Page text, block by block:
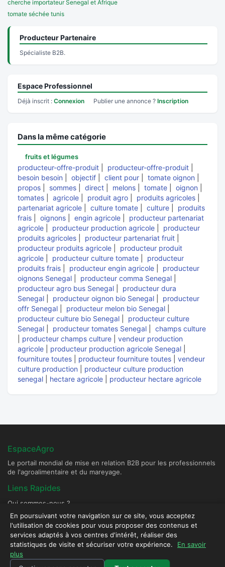
cherche importateur Senegal et Afrique
tomate séchée tunis
Producteur Partenaire
Spécialiste B2B.
Espace Professionnel
Déjà inscrit : Connexion Publier une annonce ? Inscription
Dans la même catégorie
fruits et légumes
producteur-offre-produit producteur-offre-produit
besoin besoin
objectif client pour tomate oignon
propos
sommes direct melons tomate oignon
tomates
agricole produit agro produits agricoles
partenariat agricole
culture tomate culture
produits
frais
oignons engin agricole
producteur partenariat
agricole
producteur production agricole
producteur
produits agricoles
producteur partenariat fruit
producteur produits agricole
producteur produit
agricole
producteur culture tomate
producteur
produits frais
producteur engin agricole
producteur
oignons Senegal
producteur comma Senegal
producteur agro bus Senegal
producteur dura
Senegal
producteur oignon bio Senegal
producteur
offr Senegal
producteur melon bio Senegal
producteur culture bio Senegal
producteur culture
Senegal
producteur tomates Senegal
champs culture
producteur champs culture
vendeur production
agricole
producteur production agricole Senegal
fourniture toutes
producteur fourniture toutes
vendeur
culture production
producteur culture production
senegal
hectare agricole producteur hectare agricole
EspaceAgro
Le portail mondial de mise en relation B2B pour les professionnels
de l'agroalimentaire et du mareyage.
Liens Rapides
Qui sommes-nous ?
Devenir Fournisseur Partenaire
Publier une annonce
Contact & Sécurité
Plateforme sécurisée - Tous droits réservés © 2026 EspaceAgro.
En poursuivant votre navigation sur ce site, vous acceptez
l'utilisation de cookies pour vous proposer des contenus et
services adaptés à vos centres d'intérêt, réaliser des
statistiques de visite et sécuriser votre expérience.
En savoir
plus